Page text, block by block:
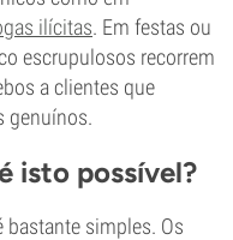
ilícitas. Em festas ou
escrupulosos recorrem
a clientes que
genuínos.
isto possível?
bastante simples. Os